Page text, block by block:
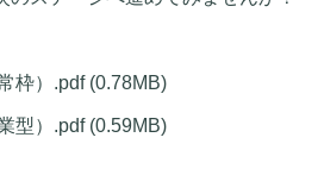
枠）.pdf (0.78MB)
型）.pdf (0.59MB)